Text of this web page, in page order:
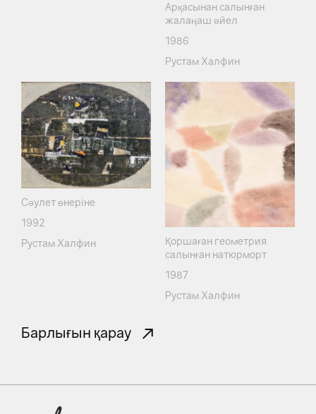
Арқасынан салынған
жалаңаш әйел
1986
Рустам Халфин
Сәулет өнеріне
1992
Рустам Халфин
Қоршаған геометрия
салынған натюрморт
1987
Рустам Халфин
Барлығын қарау